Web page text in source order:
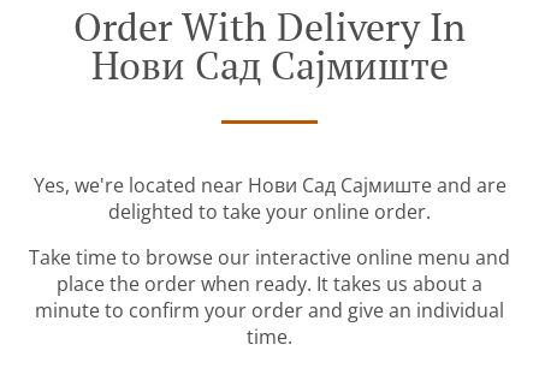
Order With Delivery In
Нови Сад Сајмиште
Yes, we're located near Нови Сад Сајмиште and are
delighted to take your online order.
Take time to browse our interactive online menu and
place the order when ready. It takes us about a
minute to confirm your order and give an individual
time.